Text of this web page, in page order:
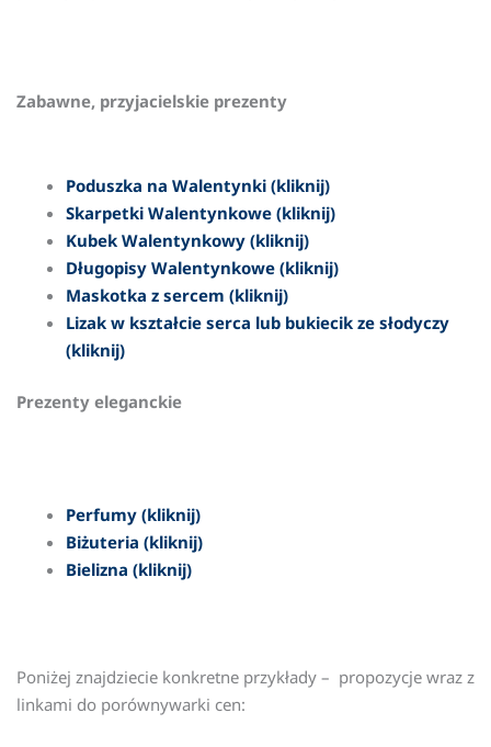
Zabawne, przyjacielskie prezenty
Poduszka na Walentynki (kliknij)
Skarpetki Walentynkowe (kliknij)
Kubek Walentynkowy (kliknij)
Długopisy Walentynkowe (kliknij)
Maskotka z sercem (kliknij)
Lizak w kształcie serca lub bukiecik ze słodyczy
(kliknij)
Prezenty eleganckie
Perfumy (kliknij)
Biżuteria (kliknij)
Bielizna (kliknij)
Poniżej znajdziecie konkretne przykłady – propozycje wraz z
linkami do porównywarki cen: